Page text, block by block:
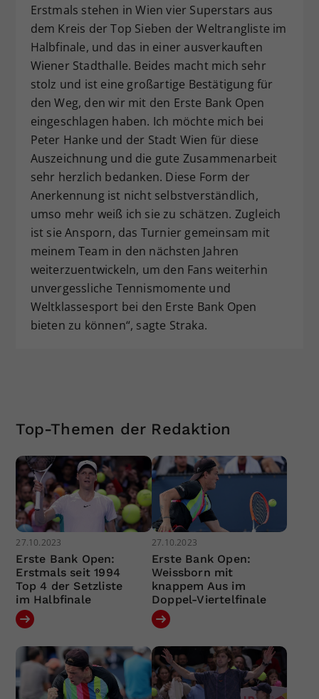
Erstmals stehen in Wien vier Superstars aus
dem Kreis der Top Sieben der Weltrangliste im
Halbfinale, und das in einer ausverkauften
Wiener Stadthalle. Beides macht mich sehr
stolz und ist eine großartige Bestätigung für
den Weg, den wir mit den Erste Bank Open
eingeschlagen haben. Ich möchte mich bei
Peter Hanke und der Stadt Wien für diese
Auszeichnung und die gute Zusammenarbeit
sehr herzlich bedanken. Diese Form der
Anerkennung ist nicht selbstverständlich,
umso mehr weiß ich sie zu schätzen. Zugleich
ist sie Ansporn, das Turnier gemeinsam mit
meinem Team in den nächsten Jahren
weiterzuentwickeln, um den Fans weiterhin
unvergessliche Tennismomente und
Weltklassesport bei den Erste Bank Open
bieten zu können“, sagte Straka.
Top-Themen der Redaktion
27.10.2023
Erste Bank Open:
Erstmals seit 1994
Top 4 der Setzliste
im Halbfinale
27.10.2023
Erste Bank Open:
Weissborn mit
knappem Aus im
Doppel-Viertelfinale